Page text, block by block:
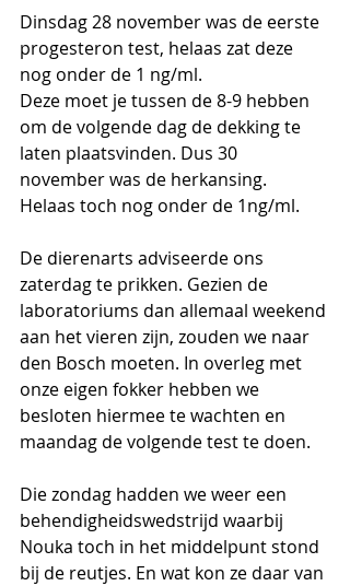
Dinsdag 28 november was de eerste
progesteron test, helaas zat deze
nog onder de 1 ng/ml.
Deze moet je tussen de 8-9 hebben
om de volgende dag de dekking te
laten plaatsvinden. Dus 30
november was de herkansing.
Helaas toch nog onder de 1ng/ml.
De dierenarts adviseerde ons
zaterdag te prikken. Gezien de
laboratoriums dan allemaal weekend
aan het vieren zijn, zouden we naar
den Bosch moeten. In overleg met
onze eigen fokker hebben we
besloten hiermee te wachten en
maandag de volgende test te doen.
Die zondag hadden we weer een
behendigheidswedstrijd waarbij
Nouka toch in het middelpunt stond
bij de reutjes. En wat kon ze daar van